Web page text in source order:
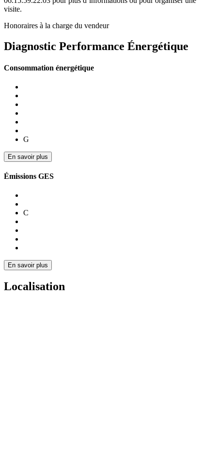
visite.
Honoraires à la charge du vendeur
Diagnostic Performance Énergétique
Consommation énergétique
G
En savoir plus
Émissions GES
C
En savoir plus
Localisation